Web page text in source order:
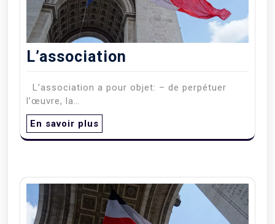
L’association
L’association a pour objet: – de perpétuer
l’œuvre, la…
En savoir plus